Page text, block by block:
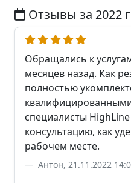
Отзывы за 2022
Обращались к
месяцев назад. Как
полностью
специалисты
консультацию, как
рабочем месте.
Антон, 21.11.2022